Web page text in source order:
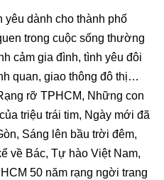
yêu dành cho thành phố
trong cuộc sống thường
cảm gia đình, tình yêu đôi
quan, giao thông đô thị…
rỡ TPHCM, Những con
triệu trái tim, Ngày mới đã
Sáng lên bầu trời đêm,
về Bác, Tự hào Việt Nam,
50 năm rạng ngời trang